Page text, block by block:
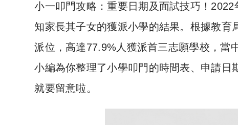
小一叩門攻略：重要日期及面試技巧！2022
知家長其子女的獲派小學的結果。根據教
派位，高達77.9%人獲派首三志願學校，當
小編為你整理了小學叩門的時間表、申請
就要留意啦。